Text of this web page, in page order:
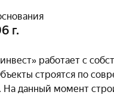
г.
работает с
строятся по
На данный момент